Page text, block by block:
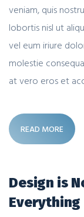
veniam, quis
lobortis nisl ut
vel eum iriure
molestie
at vero eros et
READ MORE
Design is
Everything